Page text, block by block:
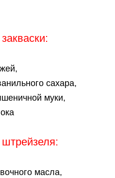
сахара,
муки,
масла,